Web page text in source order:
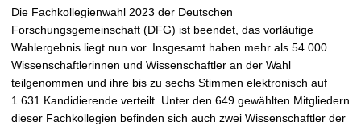
d
v
e
r
g
r
ö
Die Fachkollegienwahl 2023 der Deutschen
Forschungsgemeinschaft (DFG) ist beendet, das vorläufige
Wahlergebnis liegt nun vor. Insgesamt haben mehr als 54.000
Wissenschaftlerinnen und Wissenschaftler an der Wahl
teilgenommen und ihre bis zu sechs Stimmen elektronisch auf
1.631 Kandidierende verteilt. Unter den 649 gewählten Mitgliedern
dieser Fachkollegien befinden sich auch zwei Wissenschaftler der